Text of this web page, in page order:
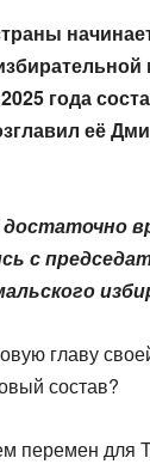
года
её
с
главу
состав?
перемен для